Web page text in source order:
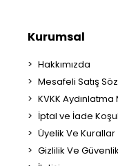
Kurumsal
Hakkımızda
Mesafeli Satış
KVKK Aydınlatma
İptal ve İade
Üyelik Ve Kurallar
Gizlilik Ve